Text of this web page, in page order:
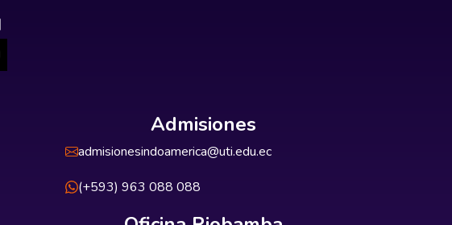
Admisiones
admisionesindoamerica@uti.edu.ec
(+593) 963 088 088